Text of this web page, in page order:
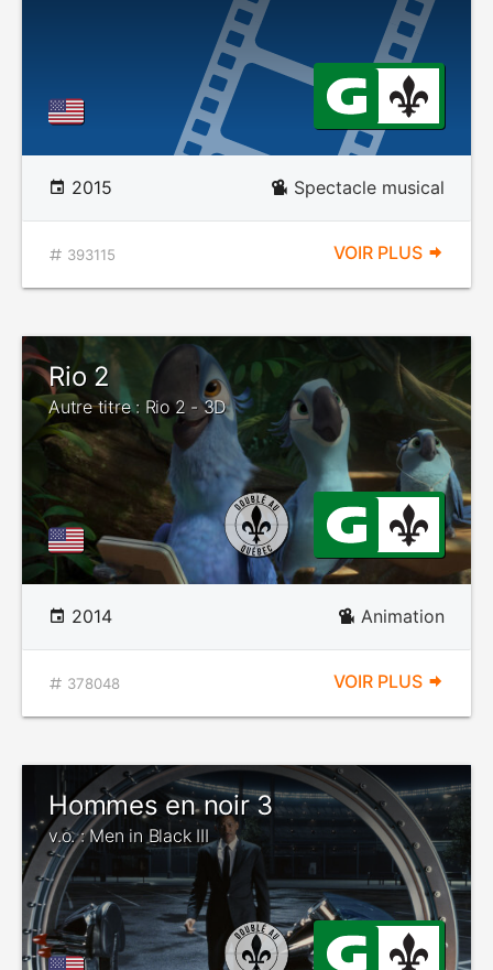
2015 Spectacle musical
393115 VOIR PLUS
Rio 2
Autre titre : Rio 2 - 3D
2014 Animation
378048 VOIR PLUS
Hommes en noir 3
v.o. : Men in Black III